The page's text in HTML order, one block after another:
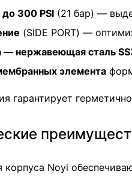
300 PSI (21 бар) —
(SIDE PORT) —
— нержавеющая сталь
элемента
гарантирует
Noyi